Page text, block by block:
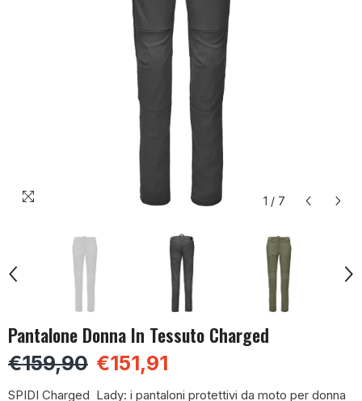
1 / 7
Pantalone Donna In Tessuto Charged
€159,90 €151,91
SPIDI Charged Lady: i pantaloni protettivi da moto per donna